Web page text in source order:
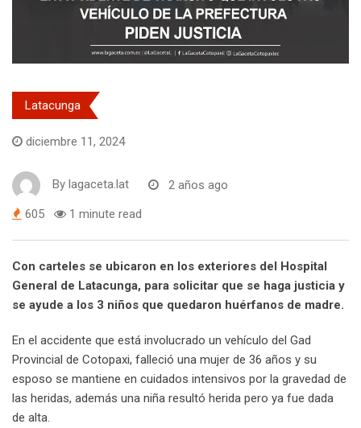
Latacunga
diciembre 11, 2024
By lagaceta.lat 2 años ago
605 1 minute read
Con carteles se ubicaron en los exteriores del Hospital
General de Latacunga, para solicitar que se haga justicia y
se ayude a los 3 niños que quedaron huérfanos de madre.
En el accidente que está involucrado un vehículo del Gad
Provincial de Cotopaxi, falleció una mujer de 36 años y su
esposo se mantiene en cuidados intensivos por la gravedad de
las heridas, además una niña resultó herida pero ya fue dada
de alta.